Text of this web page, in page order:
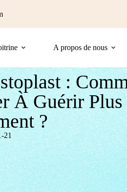
A propos de nous
:
À Guérir Plus
?
21